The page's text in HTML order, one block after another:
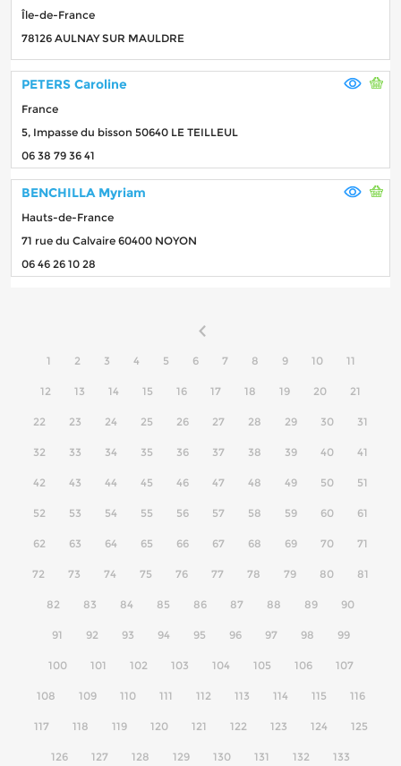
Île-de-France
78126 AULNAY SUR MAULDRE
PETERS Caroline
France
5, Impasse du bisson 50640 LE TEILLEUL
06 38 79 36 41
BENCHILLA Myriam
Hauts-de-France
71 rue du Calvaire 60400 NOYON
06 46 26 10 28
1 2 3 4 5 6 7 8 9 10 11
12 13 14 15 16 17 18 19 20 21
22 23 24 25 26 27 28 29 30 31
32 33 34 35 36 37 38 39 40 41
42 43 44 45 46 47 48 49 50 51
52 53 54 55 56 57 58 59 60 61
62 63 64 65 66 67 68 69 70 71
72 73 74 75 76 77 78 79 80 81
82 83 84 85 86 87 88 89 90
91 92 93 94 95 96 97 98 99
100 101 102 103 104 105 106 107
108 109 110 111 112 113 114 115 116
117 118 119 120 121 122 123 124 125
126 127 128 129 130 131 132 133